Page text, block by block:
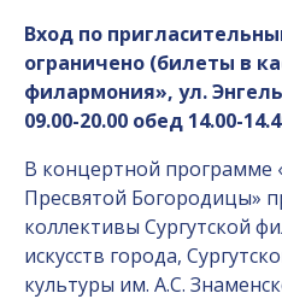
Вход по
ограничено (билеты в
филармония», ул.
09.00-20.00 обед 14.00-
В концертной программе
Пресвятой Богородицы»
коллективы Сургутской
искусств города,
культуры им. А.С.